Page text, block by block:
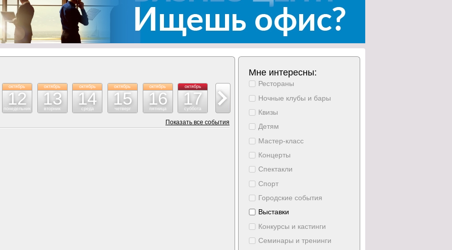
октябрь
12
понедельник
октябрь
13
вторник
октябрь
14
среда
октябрь
15
четверг
октябрь
16
пятница
октябрь
17
суббота
18
октябрь
19
понедельник
октябрь
20 21
Показать все события
Мне интересны:
Рестораны
Ночные клубы и бары
Квизы
Детям
Мастер-класс
Концерты
Спектакли
Спорт
Городские события
Выставки
Конкурсы и кастинги
Семинары и тренинги